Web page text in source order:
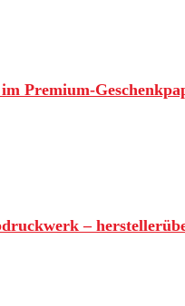
Premium-
–